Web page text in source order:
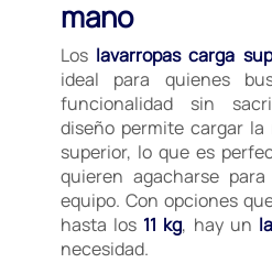
mano
Los lavarropas carga
ideal para quienes
funcionalidad sin
diseño permite cargar
superior, lo que es
quieren agacharse
equipo. Con opciones
hasta los 11 kg, hay un
necesidad.